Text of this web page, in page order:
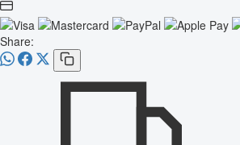
Share: